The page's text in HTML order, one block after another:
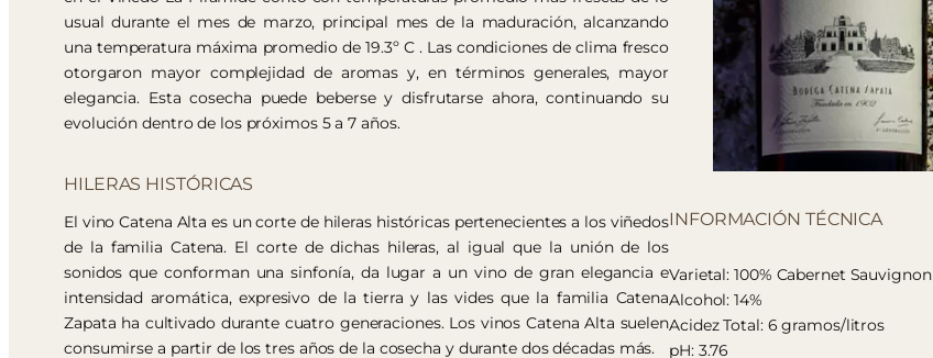
usual durante el mes de marzo, principal mes de la maduración, alcanzando
una temperatura máxima promedio de 19.3º C . Las condiciones de clima fresco
otorgaron mayor complejidad de aromas y, en términos generales, mayor
elegancia. Esta cosecha puede beberse y disfrutarse ahora, continuando su
evolución dentro de los próximos 5 a 7 años.
HILERAS HISTÓRICAS
El vino Catena Alta es un corte de hileras históricas pertenecientes a los viñedos
de la familia Catena. El corte de dichas hileras, al igual que la unión de los
sonidos que conforman una sinfonía, da lugar a un vino de gran elegancia e
intensidad aromática, expresivo de la tierra y las vides que la familia Catena
Zapata ha cultivado durante cuatro generaciones. Los vinos Catena Alta suelen
consumirse a partir de los tres años de la cosecha y durante dos décadas más.
INFORMACIÓN TÉCNICA
Varietal: 100% Cabernet Sauvignon
Alcohol: 14%
Acidez Total: 6 gramos/litros
pH: 3.76